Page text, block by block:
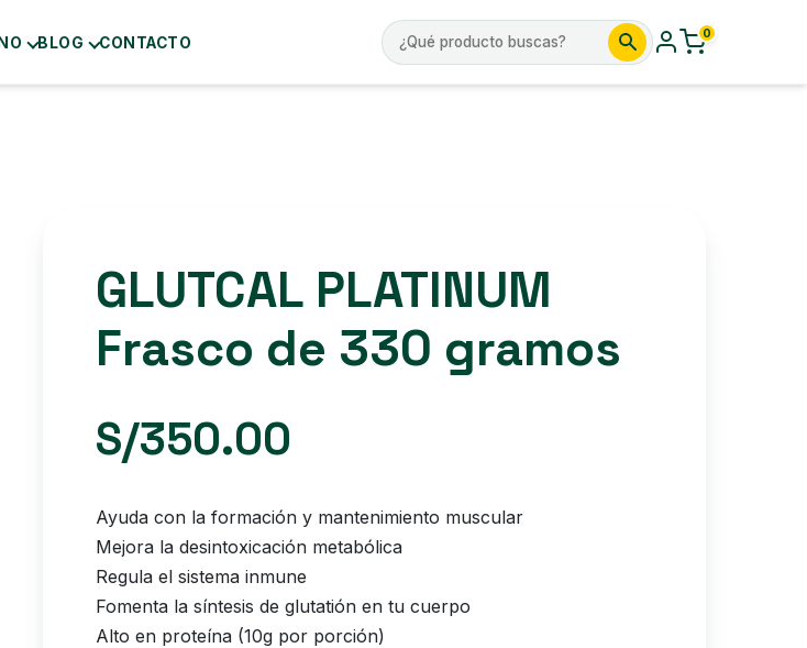
BLOG CONTACTO
Buscar
por:
0
GLUTCAL PLATINUM
Frasco de 330 gramos
S/350.00
Ayuda con la formación y mantenimiento muscular
Mejora la desintoxicación metabólica
Regula el sistema inmune
Fomenta la síntesis de glutatión en tu cuerpo
Alto en proteína (10g por porción)